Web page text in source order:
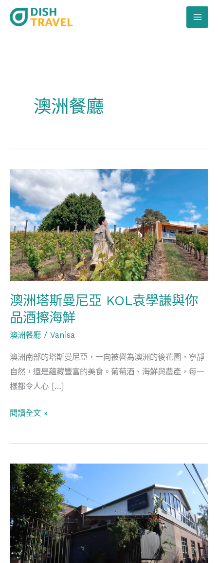
澳洲餐廳
澳洲塔斯曼尼亞 KOL袁學謙與你
品酒擦海鮮
澳洲餐廳 / Vanisa
澳洲南部的塔斯曼尼亞，一向被譽為澳洲的後花園，寧靜
自然，還是蘊藏豐富的美食。葡萄酒、海鮮與農產，每一
樣都令人心 […]
澳
洲
塔
斯
曼
尼
亞
KOL
袁
學
謙
與
你
品
酒
海
閱讀全文 »
澳
洲
悉
尼
The
Grounds
of